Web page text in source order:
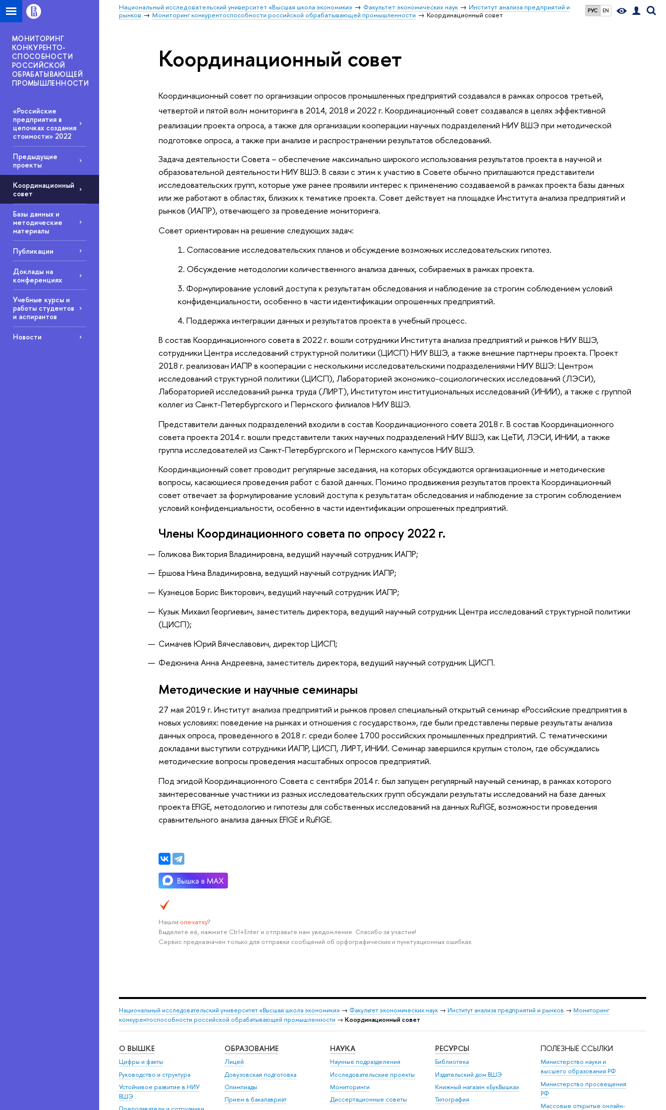
РУС EN
Национальный исследовательский университет «Высшая школа экономики» Факультет экономических наук
Институт анализа предприятий и
рынков
Мониторинг конкурентоспособности российской обрабатывающей промышленности Координационный совет
МОНИТОРИНГ
КОНКУРЕНТО-
СПОСОБНОСТИ
РОССИЙСКОЙ
ОБРАБАТЫВАЮЩЕЙ
ПРОМЫШЛЕННОСТИ
«Российские
предприятия в
цепочках создания
стоимости» 2022
Предыдущие
проекты
Координационный
совет
Базы данных и
методические
материалы
Публикации
Доклады на
конференциях
Учебные курсы и
работы студентов
и аспирантов
Новости
Координационный совет
Координационный совет по организации опросов промышленных предприятий создавался в рамках опросов третьей,
четвертой и пятой волн мониторинга в 2014, 2018 и 2022 г. Координационный совет создавался в целях эффективной
реализации проекта опроса, а также для организации кооперации научных подразделений НИУ ВШЭ при методической
подготовке опроса, а также при анализе и распространении результатов обследований.
Задача деятельности Совета – обеспечение максимально широкого использования результатов проекта в научной и
образовательной деятельности НИУ ВШЭ. В связи с этим к участию в Совете обычно приглашаются представители
исследовательских групп, которые уже ранее проявили интерес к применению создаваемой в рамках проекта базы данных
или же работают в областях, близких к тематике проекта. Совет действует на площадке Института анализа предприятий и
рынков (ИАПР), отвечающего за проведение мониторинга.
Совет ориентирован на решение следующих задач:
Согласование исследовательских планов и обсуждение возможных исследовательских гипотез.
Обсуждение методологии количественного анализа данных, собираемых в рамках проекта.
Формулирование условий доступа к результатам обследования и наблюдение за строгим соблюдением условий
конфиденциальности, особенно в части идентификации опрошенных предприятий.
Поддержка интеграции данных и результатов проекта в учебный процесс.
В состав Координационного совета в 2022 г. вошли сотрудники Института анализа предприятий и рынков НИУ ВШЭ,
сотрудники Центра исследований структурной политики (ЦИСП) НИУ ВШЭ, а также внешние партнеры проекта. Проект
2018 г. реализован ИАПР в кооперации с несколькими исследовательскими подразделениями НИУ ВШЭ: Центром
исследований структурной политики (ЦИСП), Лабораторией экономико-социологических исследований (ЛЭСИ),
Лабораторией исследований рынка труда (ЛИРТ), Институтом институциональных исследований (ИНИИ), а также с группой
коллег из Санкт-Петербургского и Пермского филиалов НИУ ВШЭ.
Представители данных подразделений входили в состав Координационного совета 2018 г. В состав Координационного
совета проекта 2014 г. вошли представители таких научных подразделений НИУ ВШЭ, как ЦеТИ, ЛЭСИ, ИНИИ, а также
группа исследователей из Санкт-Петербургского и Пермского кампусов НИУ ВШЭ.
Координационный совет проводит регулярные заседания, на которых обсуждаются организационные и методические
вопросы, касающиеся проведения работ с базой данных. Помимо продвижения результатов проекта Координационный
совет отвечает за формулирование условий доступа к результатам обследования и наблюдение за строгим соблюдением
условий конфиденциальности, особенно в части идентификации опрошенных предприятий.
Члены Координационного совета по опросу 2022 г.
Голикова Виктория Владимировна, ведущий научный сотрудник ИАПР;
Ершова Нина Владимировна, ведущий научный сотрудник ИАПР;
Кузнецов Борис Викторович, ведущий научный сотрудник ИАПР;
Кузык Михаил Георгиевич, заместитель директора, ведущий научный сотрудник Центра исследований структурной политики
(ЦИСП);
Симачев Юрий Вячеславович, директор ЦИСП;
Федюнина Анна Андреевна, заместитель директора, ведущий научный сотрудник ЦИСП.
Методические и научные семинары
27 мая 2019 г. Институт анализа предприятий и рынков провел специальный открытый семинар «Российские предприятия в
новых условиях: поведение на рынках и отношения с государством», где были представлены первые результаты анализа
данных опроса, проведенного в 2018 г. среди более 1700 российских промышленных предприятий. С тематическими
докладами выступили сотрудники ИАПР, ЦИСП, ЛИРТ, ИНИИ. Семинар завершился круглым столом, где обсуждались
методические вопросы проведения масштабных опросов предприятий.
Под эгидой Координационного Совета с сентября 2014 г. был запущен регулярный научный семинар, в рамках которого
заинтересованные участники из разных исследовательских групп обсуждали результаты исследований на базе данных
проекта EFIGE, методологию и гипотезы для собственных исследований на данных RuFIGE, возможности проведения
сравнительного анализа данных EFIGE и RuFIGE.
Нашли опечатку?
Выделите её, нажмите Ctrl+Enter и отправьте нам уведомление. Спасибо за участие!
Сервис предназначен только для отправки сообщений об орфографических и пунктуационных ошибках.
Национальный исследовательский университет «Высшая школа экономики» → Факультет экономических наук → Институт анализа предприятий и рынков → Мониторинг
конкурентоспособности российской обрабатывающей промышленности → Координационный совет
О ВЫШКЕ
Цифры и факты
Руководство и структура
Устойчивое развитие в НИУ
ВШЭ
ОБРАЗОВАНИЕ
Лицей
Довузовская подготовка
Олимпиады
Прием в бакалавриат
НАУКА
Научные подразделения
Исследовательские проекты
Мониторинги
Диссертационные советы
РЕСУРСЫ
Библиотека
Издательский дом ВШЭ
Книжный магазин «БукВышка»
Типография
ПОЛЕЗНЫЕ ССЫЛКИ
Министерство науки и
высшего образования РФ
Министерство просвещения
РФ
Массовые открытые онлайн-